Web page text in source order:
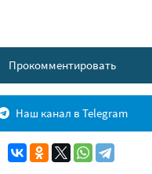
Прокомментировать
Наш канал в Telegram